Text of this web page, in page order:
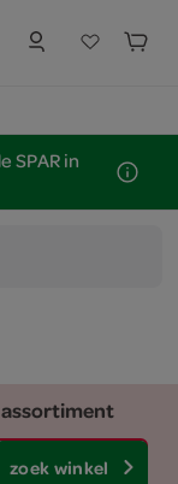
SPAR in
assortiment
zoek winkel